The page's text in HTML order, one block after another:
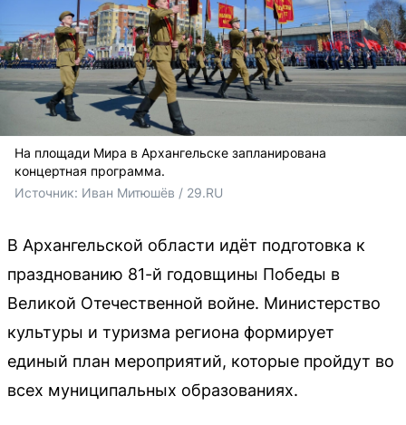
На площади Мира в Архангельске запланирована
концертная программа.
Источник: Иван Митюшёв / 29.RU
В Архангельской области идёт подготовка к
празднованию 81-й годовщины Победы в
Великой Отечественной войне. Министерство
культуры и туризма региона формирует
единый план мероприятий, которые пройдут во
всех муниципальных образованиях.